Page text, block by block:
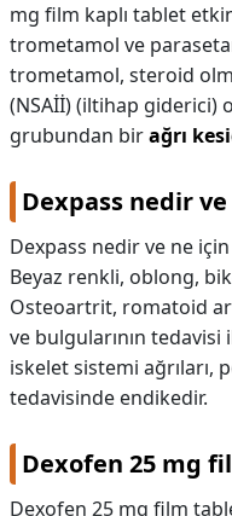
mg film kaplı tablet
trometamol ve
trometamol, steroid
(NSAİİ) (iltihap giderici)
grubundan birağrı
Dexpass nedir
Dexpass nedir ve ne için
Beyaz renkli, oblong,
Osteoartrit, romatoid
ve bulgularının
iskelet sistemi ağrıları,
tedavisinde endikedir.
Dexofen 25 mg
Dexofen 25 mg film